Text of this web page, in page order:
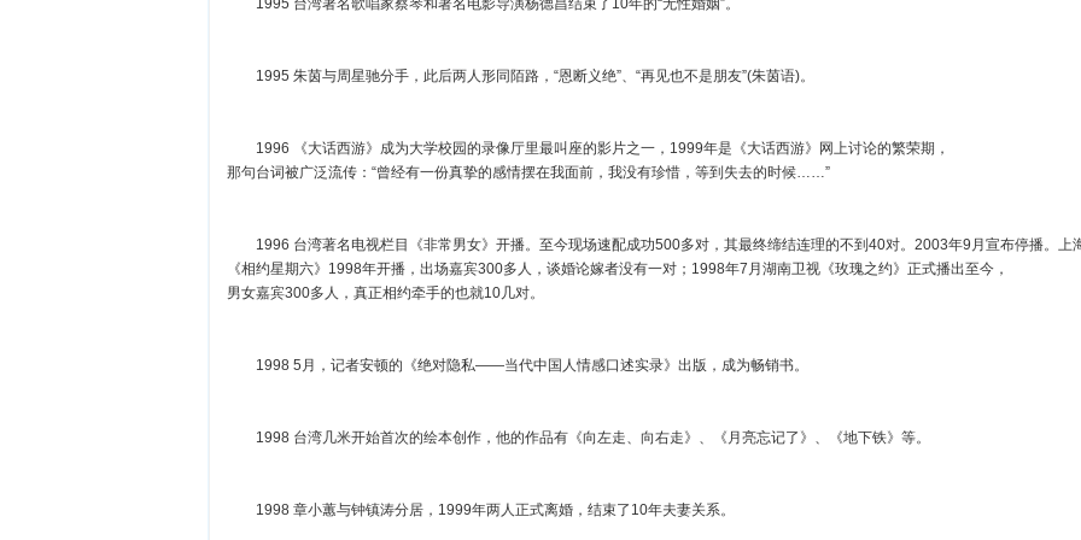
1995 台湾著名歌唱家蔡琴和著名电影导演杨德昌结束了10年的“无性婚姻”。
1995 朱茵与周星驰分手，此后两人形同陌路，“恩断义绝”、“再见也不是朋友”(朱茵语)。
1996 《大话西游》成为大学校园的录像厅里最叫座的影片之一，1999年是《大话西游》网上讨论的繁荣期，
那句台词被广泛流传：“曾经有一份真挚的感情摆在我面前，我没有珍惜，等到失去的时候……”
1996 台湾著名电视栏目《非常男女》开播。至今现场速配成功500多对，其最终缔结连理的不到40对。2003年9月宣布停播。上
《相约星期六》1998年开播，出场嘉宾300多人，谈婚论嫁者没有一对；1998年7月湖南卫视《玫瑰之约》正式播出至今，
男女嘉宾300多人，真正相约牵手的也就10几对。
1998 5月，记者安顿的《绝对隐私——当代中国人情感口述实录》出版，成为畅销书。
1998 台湾几米开始首次的绘本创作，他的作品有《向左走、向右走》、《月亮忘记了》、《地下铁》等。
1998 章小蕙与钟镇涛分居，1999年两人正式离婚，结束了10年夫妻关系。